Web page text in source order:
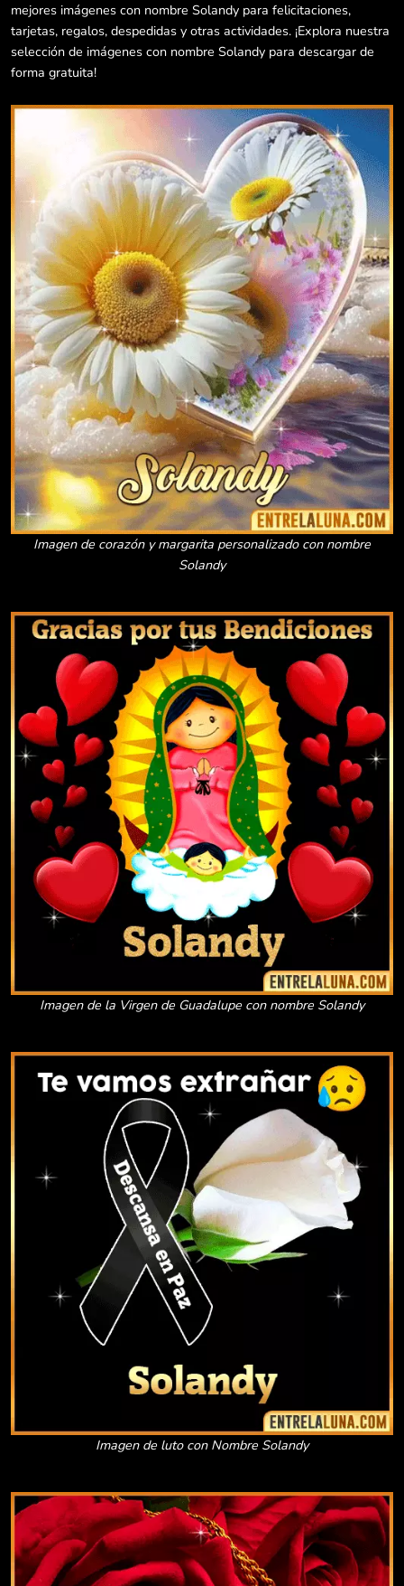
mejores imágenes con nombre Solandy para felicitaciones,
tarjetas, regalos, despedidas y otras actividades. ¡Explora nuestra
selección de imágenes con nombre Solandy para descargar de
forma gratuita!
Imagen de corazón y margarita personalizado con nombre
Solandy
Imagen de la Virgen de Guadalupe con nombre Solandy
Imagen de luto con Nombre Solandy